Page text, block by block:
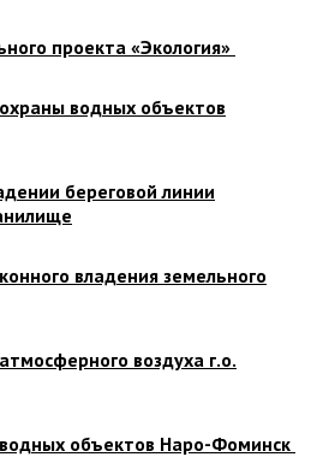
проекта «Экология»
водных объектов
береговой линии
владения земельного
воздуха г.о.
объектов Наро-Фоминск